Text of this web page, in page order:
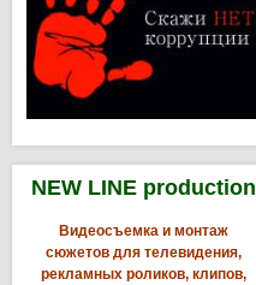
NEW LINE production
Видеосъемка и монтаж
сюжетов для телевидения,
рекламных роликов, клипов,